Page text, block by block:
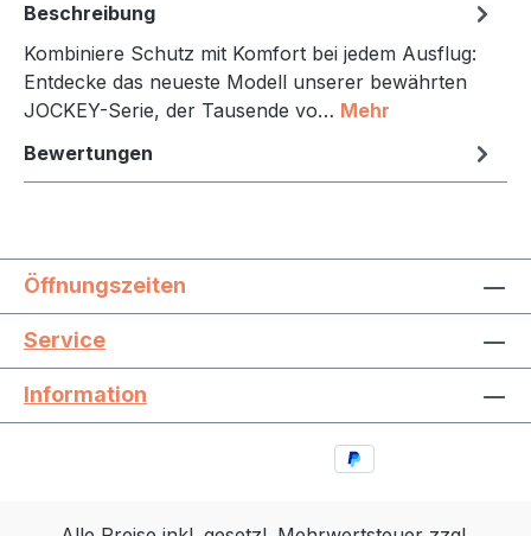
Beschreibung
Kombiniere Schutz mit Komfort bei jedem Ausflug:
Entdecke das neueste Modell unserer bewährten
JOCKEY-Serie, der Tausende vo… Mehr
Bewertungen
Öffnungszeiten
Service
Information